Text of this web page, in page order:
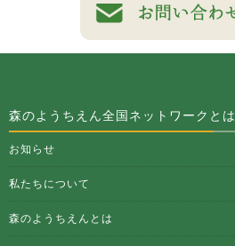
森のようちえん全国ネットワークとは
お知らせ
私たちについて
森のようちえんとは